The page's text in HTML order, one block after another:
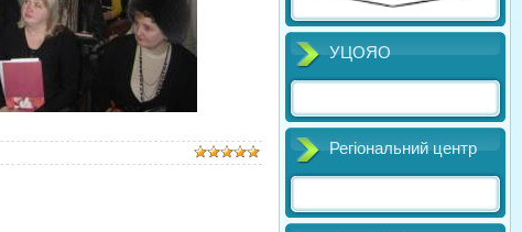
УЦОЯО
Регіональний центр